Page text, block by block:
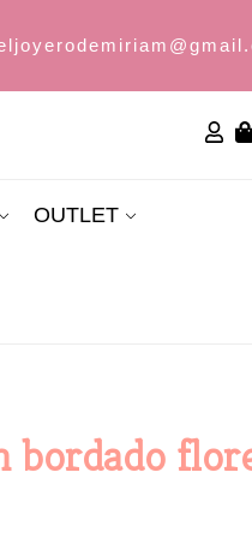
OUTLET
bordado